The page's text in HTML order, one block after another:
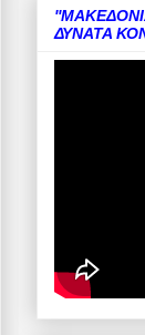
ΔΥΝΑΤΑ